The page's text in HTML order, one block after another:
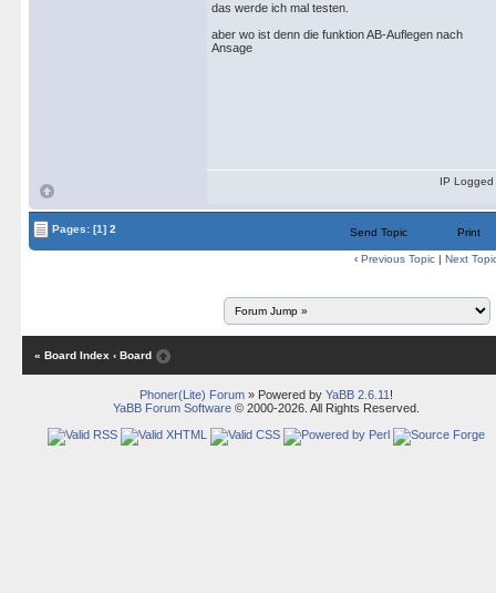
das werde ich mal testen.
aber wo ist denn die funktion AB-Auflegen nach
Ansage
IP Logged
Pages: [1] 2 Send Topic Print
‹ Previous Topic | Next
« Board Index ‹ Board
Phoner(Lite) Forum» Powered by YaBB 2.6.11 !
YaBB Forum Software© 2000-2026. All Rights Reserved.